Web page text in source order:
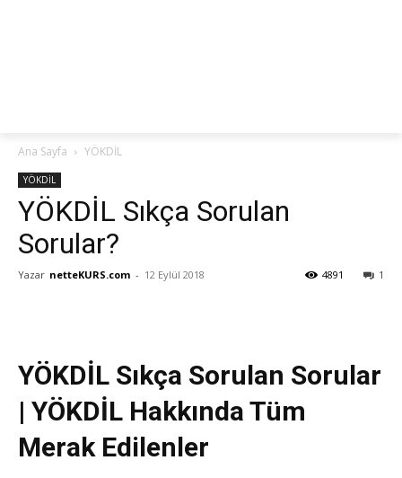
Ana Sayfa YÖKDİL
YÖKDİL
YÖKDİL Sıkça Sorulan
Sorular?
Yazar netteKURS.com - 12 Eylül 2018 1
4891
YÖKDİL Sıkça Sorulan Sorular
| YÖKDİL Hakkında Tüm
Merak Edilenler